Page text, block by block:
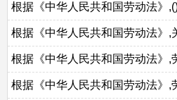
根据《中华人民共和国劳动法》
根据《中华人民共和国劳动法》,
根据《中华人民共和国劳动法》,
根据《中华人民共和国劳动法》,